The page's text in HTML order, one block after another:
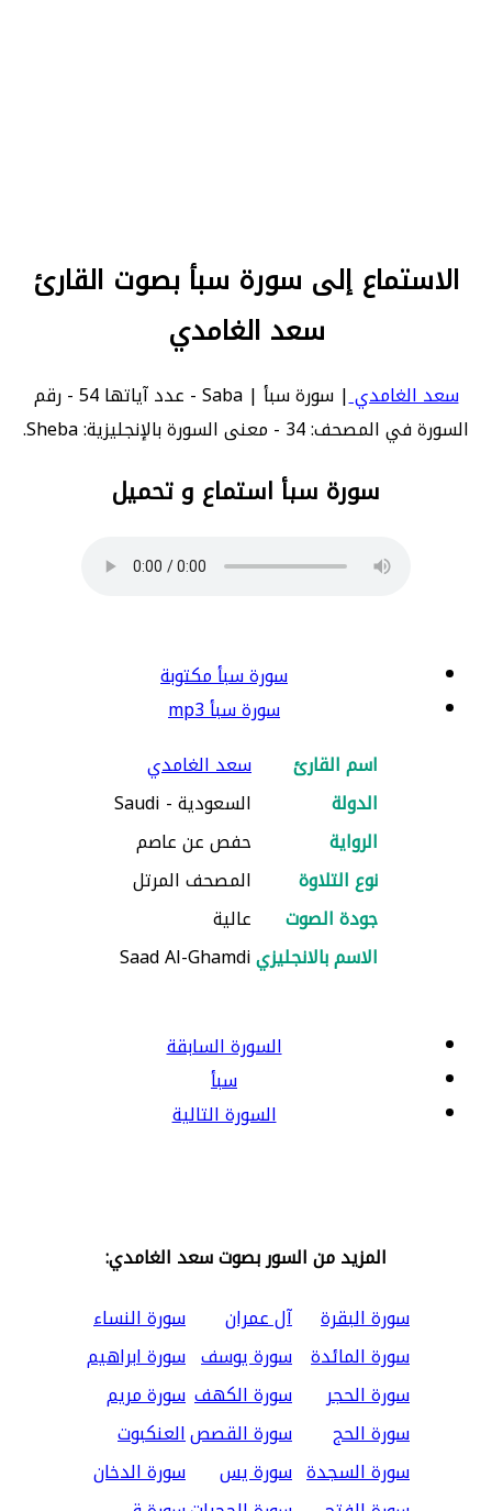
الاستماع إلى سورة سبأ بصوت القارئ
سعد الغامدي
سعد الغامدي
| سورة سبأ | Saba - عدد آياتها 54 - رقم
السورة في المصحف: 34 - معنى السورة بالإنجليزية: Sheba.
سورة سبأ استماع و تحميل
سورة سبأ مكتوبة
سورة سبأ mp3
اسم القارئ
سعد الغامدي
الدولة
السعودية - Saudi
الرواية
حفص عن عاصم
نوع التلاوة
المصحف المرتل
جودة الصوت
عالية
الاسم بالانجليزيSaad Al-Ghamdi
السورة السابقة
سبأ
السورة التالية
المزيد من السور بصوت سعد الغامدي:
سورة البقرة
آل عمران
سورة النساء
سورة المائدة سورة يوسف سورة ابراهيم
سورة الحجر
سورة الكهف سورة مريم
سورة الحج
سورة القصصالعنكبوت
سورة السجدة سورة يس
سورة الدخان